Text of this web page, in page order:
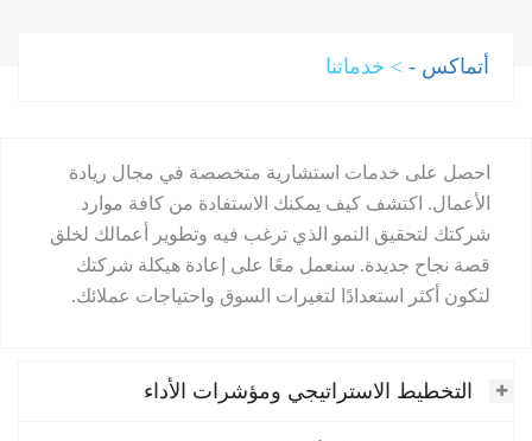
أتماكس - > خدماتنا
احصل على خدمات استشارية متخصصة في مجال ريادة
الأعمال. اكتشف كيف يمكنك الاستفادة من كافة موارد
شركتك لتحقيق النمو الذي ترغب فيه وتطوير أعمالك لخلق
قصة نجاح جديدة. سنعمل معًا على إعادة هيكلة شركتك
لتكون أكثر استعدادًا لتغيرات السوق واحتياجات عملائك.
التخطيط الاستراتيجي ومؤشرات الأداء